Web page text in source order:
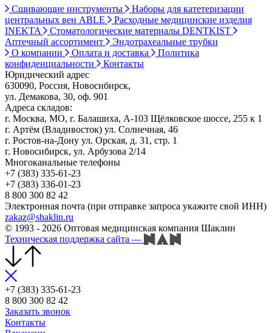
Сшивающие инструменты
Наборы для катетеризации
центральных вен ABLE
Расходные медицинские изделия
INEKTA
Стоматологические материалы DENTKIST
Аптечный ассортимент
Эндотрахеальные трубки
О компании
Оплата и доставка
Политика
конфиденциальности
Контакты
Юридический адрес
630090, Россия, Новосибирск,
ул. Демакова, 30, оф. 901
Адреса складов:
г. Москва, МО, г. Балашиха, А-103 Щёлковское шоссе, 255 к 1
г. Артём (Владивосток) ул. Солнечная, 46
г. Ростов-на-Дону ул. Орская, д. 31, стр. 1
г. Новосибирск, ул. Арбузова 2/14
Многоканальные телефоны
+7 (383) 335-61-23
+7 (383) 336-01-23
8 800 300 82 42
Электронная почта (при отправке запроса укажите свой ИНН)
zakaz@shaklin.ru
© 1993 - 2026 Оптовая медицинская компания Шаклин
Техническая поддержка сайта —
+7 (383) 335-61-23
8 800 300 82 42
Заказать звонок
Контакты